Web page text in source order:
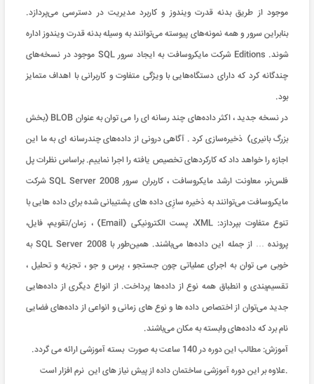
موجود از طریق بدنه قدرت ویندوز و کاربرد مدیریت در دسترسی می‌پردازد.
بنابراین سرور و همه نمونه‌های پیوسته می‌توانند به وسیله بدنه قدرت ویندوز اداره
شوند. Editions شرکت مایکروسافت به ایجاد سرور SQL موجود در نسخه‌های
چندگانه کرد که دارای دستگاه‌هایی با ویژگی متفاوت و کاربرانی با اهداف متمایز
بود.
در نسخه جدید ، اکثر داده‌های چند رسانه ای را می توان به عنوان BLOB (بخش
بزرگ بانیری) ذخیره‌سازی کرد . آگاهی درونی از داده‌های چندرسانه ای به ما این
اجازه را خواهد داد که کارکردهای تخصیص یافته را اجرا نماییم. براساس نظرات پل
فلس‌نر، معاونت ارشد مایکروسافت ، کاربران سرور SQL Server 2008 شرکت
مایکروسافت می‌توانند به ذخیره سازِی داده های پشتیبانی شده برای داده هایی با
تنوع متفاوت بپردازد: XML، پست الکترونیکی (Email) ، زمان/تقویم، فایل،
پرونده … از جمله این داده‌ها می‌باشند. همین‌طور با SQL Server 2008 به
خوبی می توان به اجرای عملیاتی چون جستجو ، پرس و جو ، تجزیه و تحلیل ،
تقسیم‌بندی و انطباق همه نوع از داده‌ها پرداخت. از انواع دیگری از داده‌هایی
جدید می‌توان از اختصاص داده ها و نوع های زمانی و انواعی از داده‌های فضایی
نام برد که داده‌های وابسته به مکان می‌باشند.
آموزش: مطالب این دوره در 140 ساعت به صورت بسته آموزشی ارائه می گردد
.
علاوه بر این دوره آموزشی ساختمان داده از پیش نیاز های این نرم افزار است.